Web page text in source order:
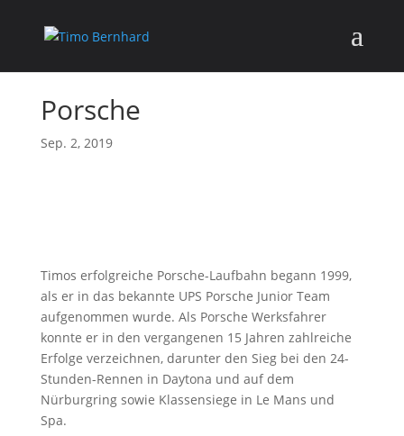
Porsche
Sep. 2, 2019
Timos erfolgreiche Porsche-Laufbahn begann 1999,
als er in das bekannte UPS Porsche Junior Team
aufgenommen wurde. Als Porsche Werksfahrer
konnte er in den vergangenen 15 Jahren zahlreiche
Erfolge verzeichnen, darunter den Sieg bei den 24-
Stunden-Rennen in Daytona und auf dem
Nürburgring sowie Klassensiege in Le Mans und
Spa.